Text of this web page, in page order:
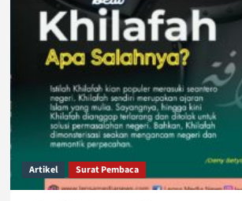
Peran
Mahasiswa
Sebagai
Agen
Perubahan
Bangsa
Artikel Surat Pembaca